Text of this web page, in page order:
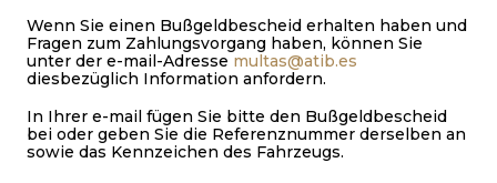
Wenn Sie einen Bußgeldbescheid erhalten haben und
Fragen zum Zahlungsvorgang haben, können Sie
unter der e-mail-Adresse multas@atib.es
diesbezüglich Information anfordern.
In Ihrer e-mail fügen Sie bitte den Bußgeldbescheid
bei oder geben Sie die Referenznummer derselben an
sowie das Kennzeichen des Fahrzeugs.